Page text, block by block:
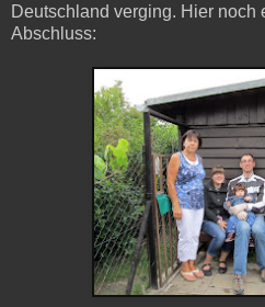
Deutschland verging. Hier noch
Abschluss: